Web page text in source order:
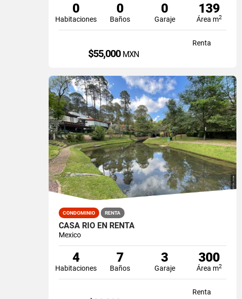
0
Habitaciones
0
Baños
0
Garaje
139
Área m2
Renta
$55,000 MXN
CONDOMINIO RENTA
CASA RIO EN RENTA
Mexico
4
Habitaciones
7
Baños
3
Garaje
300
Área m2
Renta